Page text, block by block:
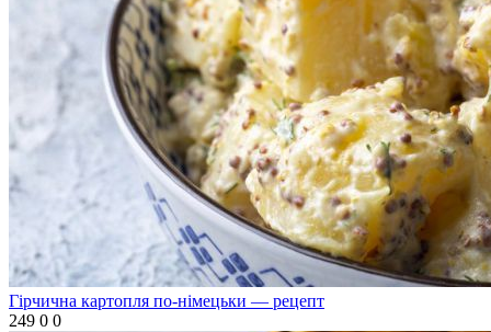
Гірчична картопля по-німецьки — рецепт
249 0 0